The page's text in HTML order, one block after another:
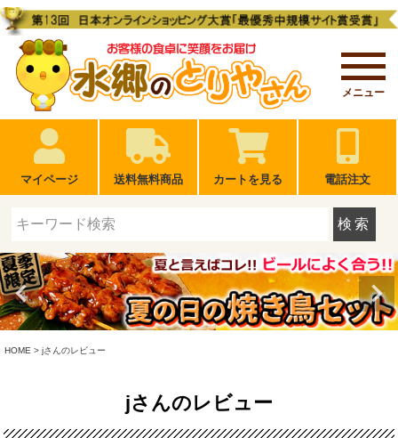
メニュー
マイページ 送料無料商品 カートを見る 電話注文
検索
HOME jさんのレビュー
jさんのレビュー